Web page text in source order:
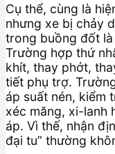
Cụ thể, cùng là
nhưng xe bị chảy
trong buồng đốt
Trường hợp thứ
khít, thay phớt,
tiết phụ trợ.
áp suất nén, kiểm
xéc măng, xi-lanh
áp. Vì thế, nhận
đại tu” thường